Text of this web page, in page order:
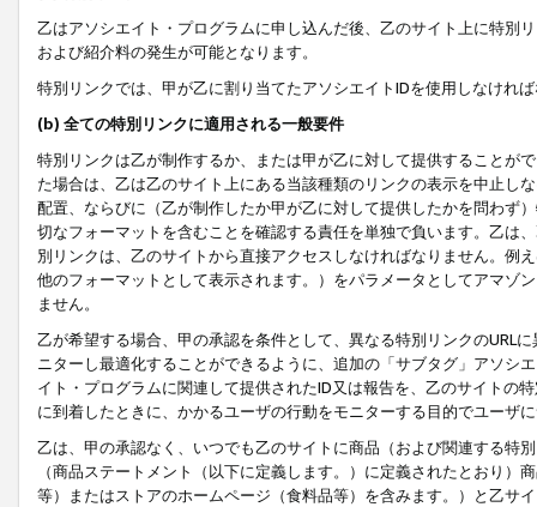
乙はアソシエイト・プログラムに申し込んだ後、乙のサイト上に特別
および紹介料の発生が可能となります。
特別リンクでは、甲が乙に割り当てたアソシエイトIDを使用しなけれ
(b) 全ての特別リンクに適用される一般要件
特別リンクは乙が制作するか、または甲が乙に対して提供することが
た場合は、乙は乙のサイト上にある当該種類のリンクの表示を中止し
配置、ならびに（乙が制作したか甲が乙に対して提供したかを問わず
切なフォーマットを含むことを確認する責任を単独で負います。乙は
別リンクは、乙のサイトから直接アクセスしなければなりません。例
他のフォーマットとして表示されます。）をパラメータとしてアマゾ
ません。
乙が希望する場合、甲の承認を条件として、異なる特別リンクのURL
ニターし最適化することができるように、追加の「サブタグ」アソシ
イト・プログラムに関連して提供されたID又は報告を、乙のサイトの
に到着したときに、かかるユーザの行動をモニターする目的でユーザ
乙は、甲の承認なく、いつでも乙のサイトに商品（および関連する特
（商品ステートメント（以下に定義します。）に定義されたとおり
等）またはストアのホームページ（食料品等）を含みます。）と乙サ